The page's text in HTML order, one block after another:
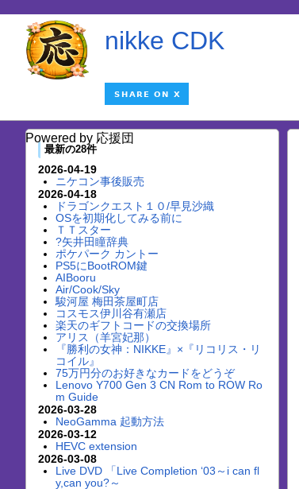
nikke CDK
Powered by 応援団
最新の28件
2026-04-19
ニケコン事後販売
2026-04-18
ドラゴンクエスト１０/早見沙織
OSを初期化してみる前に
ＴＴスター
?矢井田瞳辞典
ポケパーク カントー
PS5にBootROM鍵
AIBooru
Air/Cook/Sky
駿河屋 梅田茶屋町店
コスモス伊川谷有瀬店
楽天のギフトコードの交換場所
アリス（羊宮妃那）
『勝利の女神：NIKKE』×『リコリス・リ
コイル』
75万円分のお好きなカードをどうぞ
Lenovo Y700 Gen 3 CN Rom to ROW Ro
m Guide
2026-03-28
NeoGamma 起動方法
2026-03-12
HEVC extension
2026-03-08
Live DVD 「Live Completion ‘03～i can fl
y,can you?～